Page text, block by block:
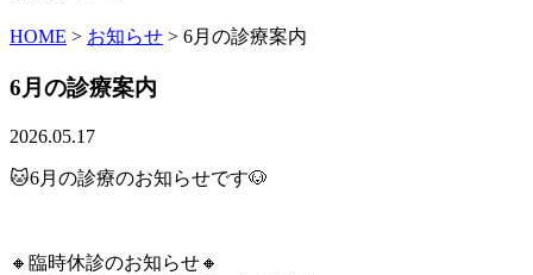
HOME > お知らせ > 6月の診療案内
6月の診療案内
2026.05.17
🐱6月の診療のお知らせです🐶
🔸臨時休診のお知らせ🔸